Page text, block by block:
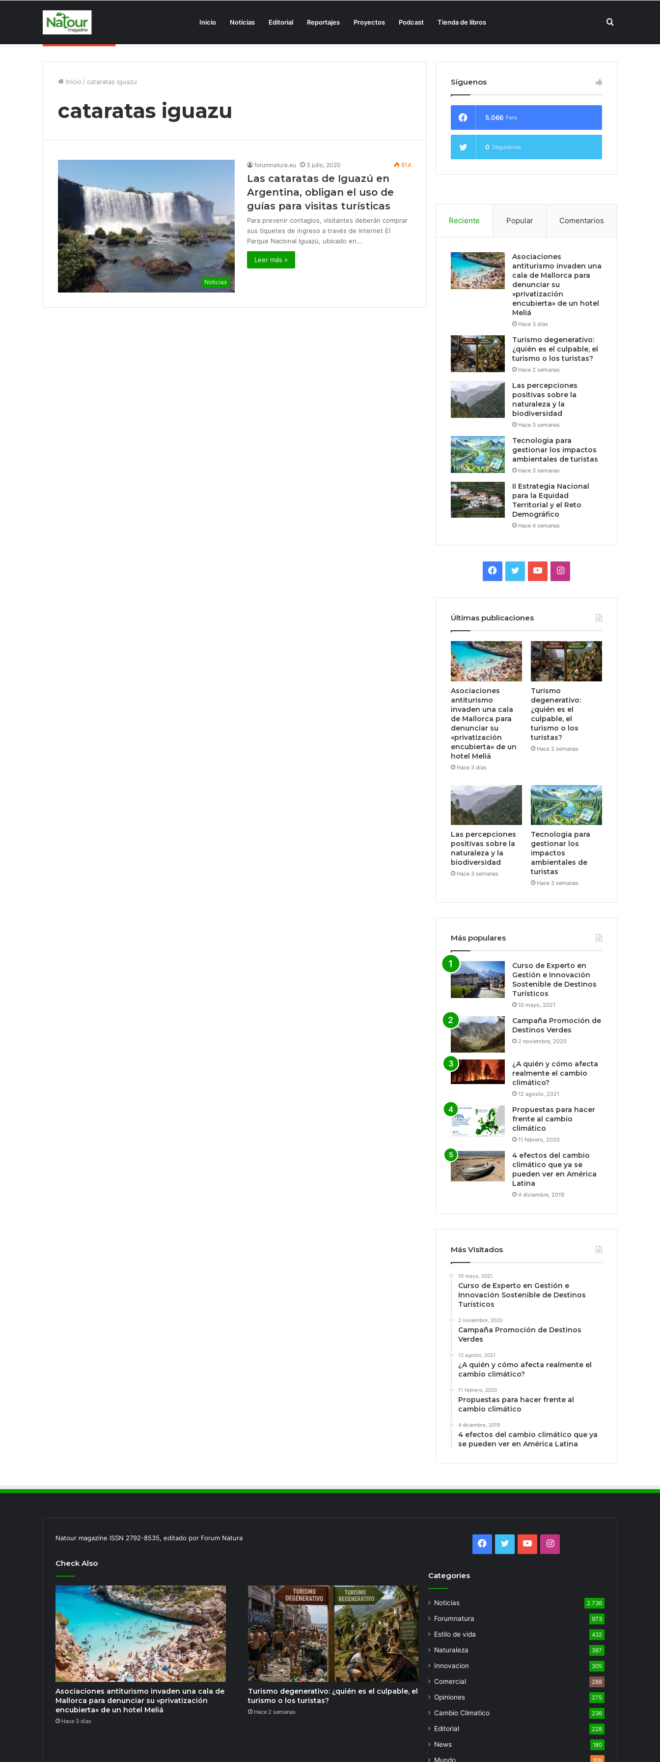
Inicio Noticias Editorial Reportajes Proyectos Podcast Tienda de libros Buscar
Inicio / cataratas iguazu
cataratas iguazu
Noticias
forumnatura.eu 3 julio, 2020 814
Las cataratas de Iguazú en
Argentina, obligan el uso de
guías para visitas turísticas
Para prevenir contagios, visitantes deberán comprar
sus tiquetes de ingreso a través de Internet El
Parque Nacional Iguazú, ubicado en…
Leer más »
Síguenos
5.066 Fans
0 Seguidores
Reciente Popular Comentarios
Asociaciones
antiturismo invaden una
cala de Mallorca para
denunciar su
«privatización
encubierta» de un hotel
Meliá
Hace 3 días
Turismo degenerativo:
¿quién es el culpable, el
turismo o los turistas?
Hace 2 semanas
Las percepciones
positivas sobre la
naturaleza y la
biodiversidad
Hace 3 semanas
Tecnologia para
gestionar los impactos
ambientales de turistas
Hace 3 semanas
II Estrategia Nacional
para la Equidad
Territorial y el Reto
Demográfico
Hace 4 semanas
Facebook
TwitterYouTubeInstagram
Últimas publicaciones
Asociaciones
antiturismo
invaden una cala
de Mallorca para
denunciar su
«privatización
encubierta» de un
hotel Meliá
Hace 3 días
Turismo
degenerativo:
¿quién es el
culpable, el
turismo o los
turistas?
Hace 2 semanas
Las percepciones
positivas sobre la
naturaleza y la
biodiversidad
Hace 3 semanas
Tecnologia para
gestionar los
impactos
ambientales de
turistas
Hace 3 semanas
Más populares
Curso de Experto en
Gestión e Innovación
Sostenible de Destinos
Turísticos
10 mayo, 2021
Campaña Promoción de
Destinos Verdes
2 noviembre, 2020
¿A quién y cómo afecta
realmente el cambio
climático?
12 agosto, 2021
Propuestas para hacer
frente al cambio
climático
11 febrero, 2020
4 efectos del cambio
climático que ya se
pueden ver en América
Latina
4 diciembre, 2019
Más Visitados
10 mayo, 2021
Curso de Experto en Gestión e
Innovación Sostenible de Destinos
Turísticos
2 noviembre, 2020
Campaña Promoción de Destinos
Verdes
12 agosto, 2021
¿A quién y cómo afecta realmente el
cambio climático?
11 febrero, 2020
Propuestas para hacer frente al
cambio climático
4 diciembre, 2019
4 efectos del cambio climático que ya
se pueden ver en América Latina
Natour magazine ISSN 2792-8535, editado por Forum Natura
Check Also
Asociaciones antiturismo invaden una cala de
Mallorca para denunciar su «privatización
encubierta» de un hotel Meliá
Hace 3 días
Turismo degenerativo: ¿quién es el culpable, el
turismo o los turistas?
Hace 2 semanas
Facebook
TwitterYouTubeInstagram
Categories
Noticias 2.736
Forumnatura 973
Estilo de vida 432
Naturaleza 387
Innovacion 305
Comercial 288
Opiniones 275
Cambio Climatico 236
Editorial 228
News 180
Mundo 109